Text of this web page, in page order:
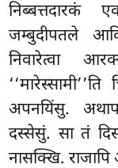
निब्बत्तदारकं
जम्बुदीपतले
निवारेत्वा
अपनयिंसु.
दस्सेसुं. सा तं
नासक्खि.